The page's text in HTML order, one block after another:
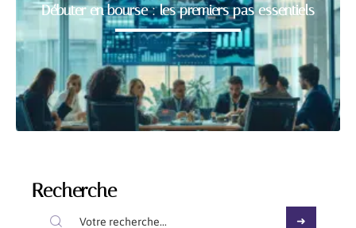
Débuter en bourse : les premiers pas essentiels
Recherche